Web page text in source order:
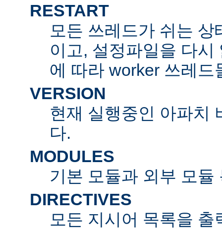
RESTART
모든 쓰레드가 쉬는
이고, 설정파일을 다
에 따라 worker 쓰레드
VERSION
현재 실행중인 아파치
다.
MODULES
기본 모듈과 외부 모듈
DIRECTIVES
모든 지시어 목록을 출